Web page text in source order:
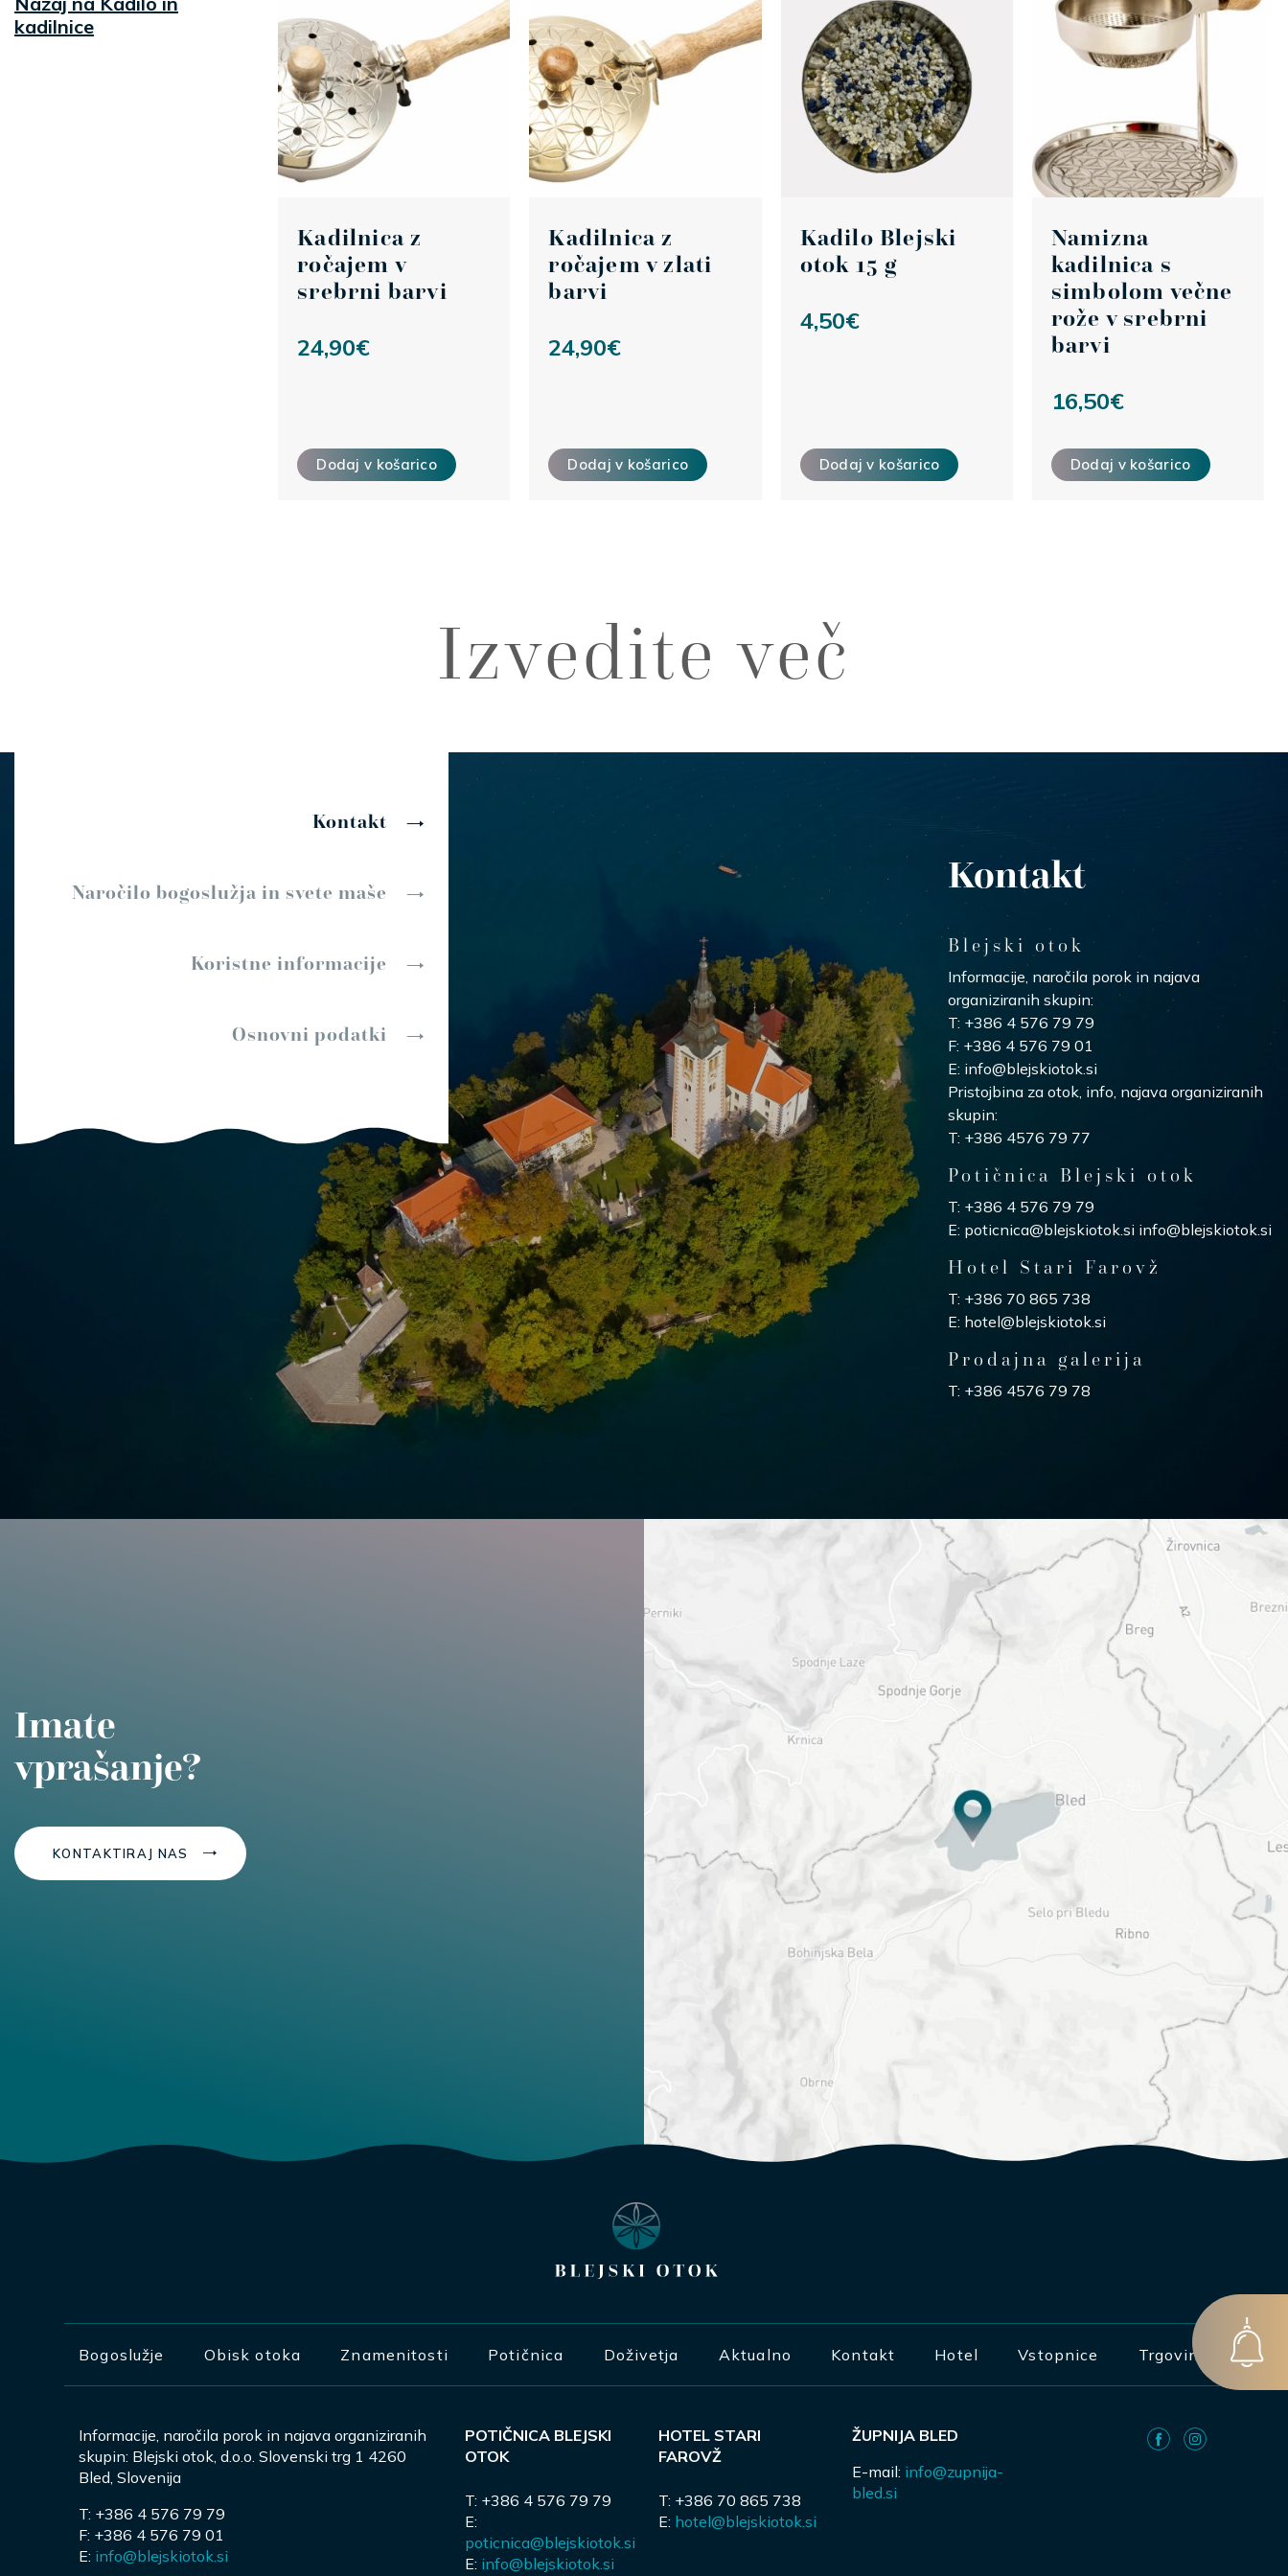
kadilnice
Kadilnica z
ročajem v
srebrni barvi
24,90€
Dodaj v košarico
Kadilnica z
ročajem v zlati
barvi
24,90€
Dodaj v košarico
Kadilo Blejski
otok 15 g
4,50€
Dodaj v košarico
Namizna
kadilnica s
simbolom večne
rože v srebrni
barvi
16,50€
Dodaj v košarico
Izvedite več
Kontakt
Naročilo bogoslužja in svete maše
Koristne informacije
Osnovni podatki
Kontakt
Blejski otok
Informacije, naročila porok in najava
organiziranih skupin:
T: +386 4 576 79 79
F: +386 4 576 79 01
E: info@blejskiotok.si
Pristojbina za otok, info, najava organiziranih
skupin:
T: +386 4576 79 77
Potičnica Blejski otok
T: +386 4 576 79 79
E: poticnica@blejskiotok.si info@blejskiotok.si
Hotel Stari Farovž
T: +386 70 865 738
E: hotel@blejskiotok.si
Prodajna galerija
T: +386 4576 79 78
Imate
vprašanje?
KONTAKTIRAJ NAS
Bogoslužje Obisk otoka Znamenitosti Potičnica Doživetja Aktualno Kontakt Hotel Vstopnice Trgovina
Informacije, naročila porok in najava organiziranih
skupin: Blejski otok, d.o.o. Slovenski trg 1 4260
Bled, Slovenija
T: +386 4 576 79 79
F: +386 4 576 79 01
E: info@blejskiotok.si
POTIČNICA BLEJSKI
OTOK
T: +386 4 576 79 79
E:
poticnica@blejskiotok.si
E: info@blejskiotok.si
HOTEL STARI
FAROVŽ
T: +386 70 865 738
E: hotel@blejskiotok.si
ŽUPNIJA BLED
E-mail: info@zupnija-
bled.si